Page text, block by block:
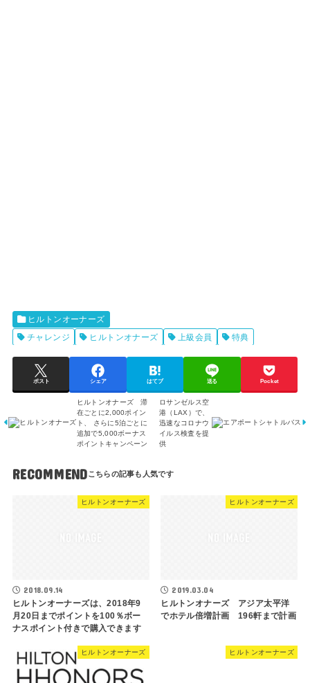
ヒルトンオーナーズ
チャレンジ
ヒルトンオナーズ 上級会員 特典
ポスト シェア はてブ 送る Pocket
ヒルトンオナーズ 滞
在ごとに2,000ポイン
ト、 さらに5泊ごとに
追加で5,000ボーナス
ポイントキャンペーン
ロサンゼルス空
港（LAX）で、
迅速なコロナウ
イルス検査を提
供
RECOMMEND
ヒルトンオーナーズ
2018.09.14
ヒルトンオーナーズは、2018年9
月20日までポイントを100％ボー
ナスポイント付きで購入できます
ヒルトンオーナーズ
2019.03.04
ヒルトンオナーズ アジア太平洋
でホテル倍増計画 196軒まで計画
ヒルトンオーナーズ ヒルトンオーナーズ